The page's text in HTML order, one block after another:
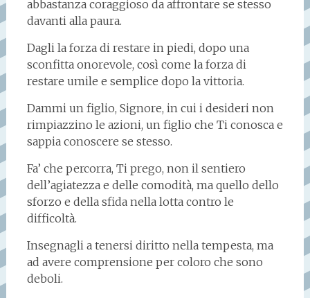
abbastanza coraggioso da affrontare se stesso
davanti alla paura.
Dagli la forza di restare in piedi, dopo una
sconfitta onorevole, così come la forza di
restare umile e semplice dopo la vittoria.
Dammi un figlio, Signore, in cui i desideri non
rimpiazzino le azioni, un figlio che Ti conosca e
sappia conoscere se stesso.
Fa’ che percorra, Ti prego, non il sentiero
dell’agiatezza e delle comodità, ma quello dello
sforzo e della sfida nella lotta contro le
difficoltà.
Insegnagli a tenersi diritto nella tempesta, ma
ad avere comprensione per coloro che sono
deboli.